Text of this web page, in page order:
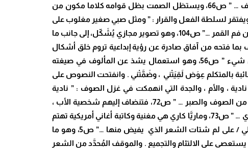
ويحني الليل رأسه ، وتزل قدما القمر بسبب عرقلة من الظروف : ” قد يطأطئ الليل رأسه / تتعثر قدما القمر في الظروف … ” ص66، ويستظل الصمت بظل قوامه كلاما مكون من
لا يملك زمام أمره ، ويفتقر لسلطة الفعل والقرار : ” ومثل صبي صغير مغلوب على
أمره / كان البحر يبكي … ” ص95، في صيغة من تشبيه دال ومعبر ، ونهل اللبن من ثغر القمر : ” ذلك اللبن الذي ارتشفته / من فم القمر …” ص104، وهو تصوير مجازي يُشَكّل، إلى جانب ما
بما فتحه من آفاق صادرة عن رؤية إبداعية تروم خلق أشكال
شعرية غير مسبوقة ، وقد تجلى هذا الاختلاف في أسلوب المجموعة أيضا ، كما نقرأ في : “فغادر المكان يلوي على كل شيء ” ص56، وهو استعمال يشذ عن المألوف في صيغته
، وفي قولها كذلك : ” لَقِيتُني / وضَمَمْتُني / إليها طويلا . ” ص103، في استبدال الغائبة بالمتكلم عِوَض لَقِيَتْني ، وضَمَّتْني . وانفتحت النصوص على
والأم ، والجدة التي انهمكت في غزل الصوف : ” نادية
ساهمة مع ضفائرها / وأمي فراشة تنتقل من غرفة إلى أخرى … / فناء دار جدتي أغنية للخصب / المغزل بين يديها ينهمر من الصوف والصبر … ” ص72، فتنضاف إليهم شخصية الأب ،
ورشيدة ووداد : ” وأبي بين غربتين / يُعَدِّل مزاج المذياع بين محطتين … / رشيدة تحضن العندليب … / وداد تطالب بماريا كاري … ” ص73، وماريَّا كاري هي مغنية وكاتبة أغاني أمريكية تهتم
وداد بأغانيها ، واستعملت الشاعرة عناصر ك التضاد في نص ” ناقصة شعر.. وفن ” حيث تقول : ” لن تقدر متبعثرة مثلي / على لم شتات الشعر الذي يفيض منها …” ص5، وهو ما
على الالتئام والتجميع . والموقف المُحدَّد من الشعر